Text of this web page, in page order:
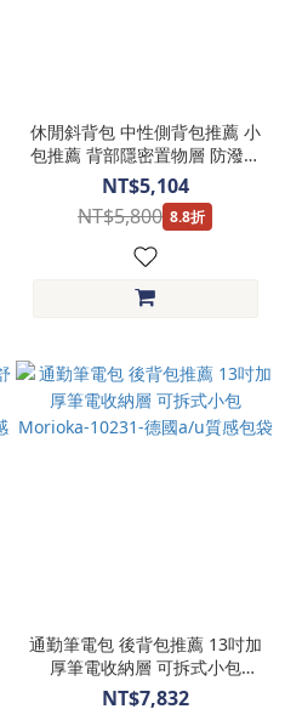
休閒斜背包 中性側背包推薦 小
包推薦 背部隱密置物層 防潑水
拉鍊設計 Yao-10232-德國a/u
質感包袋
NT$5,104
NT$5,800 8.8折
通勤筆電包 後背包推薦 13吋加
厚筆電收納層 可拆式小包
Morioka-10231-德國a/u質感
NT$7,832